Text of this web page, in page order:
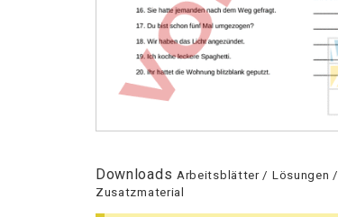
Downloads Arbeitsblätter / Lösungen /
Zusatzmaterial